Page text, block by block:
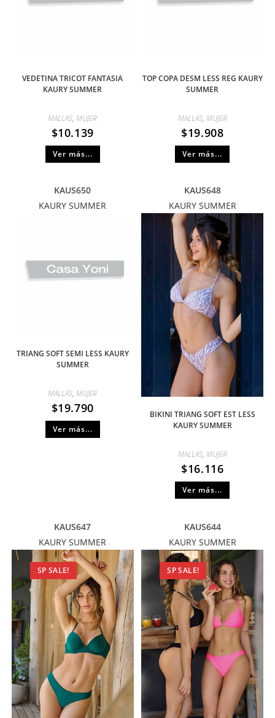
VEDETINA TRICOT FANTASIA
KAURY SUMMER
MALLAS,MUJER
$10.139
Ver más...
TOP COPA DESM LESS REG KAURY
SUMMER
MALLAS, MUJER
$19.908
Ver más...
KAUS650
KAURY SUMMER
TRIANG SOFT SEMI LESS KAURY
SUMMER
MALLAS,MUJER
$19.790
Ver más...
KAUS648
KAURY SUMMER
BIKINI TRIANG SOFT EST LESS
KAURY SUMMER
MALLAS, MUJER
$16.116
Ver más...
KAUS647
KAURY SUMMER
SP SALE!
KAUS644
KAURY SUMMER
SP SALE!